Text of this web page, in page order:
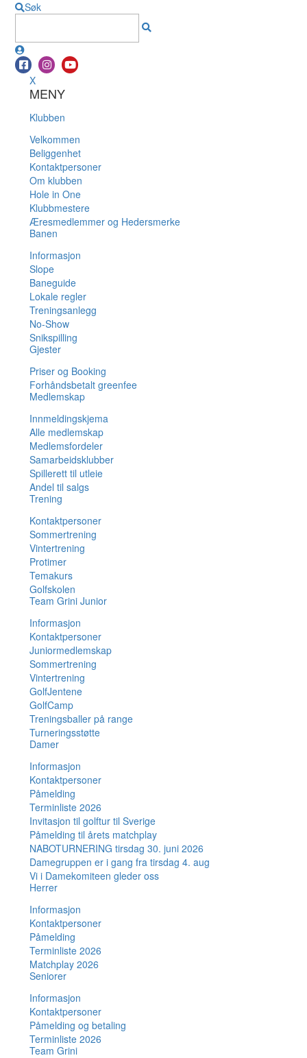
Søk
X
MENY
Klubben
Velkommen
Beliggenhet
Kontaktpersoner
Om klubben
Hole in One
Klubbmestere
Æresmedlemmer og Hedersmerke
Banen
Informasjon
Slope
Baneguide
Lokale regler
Treningsanlegg
No-Show
Snikspilling
Gjester
Priser og Booking
Forhåndsbetalt greenfee
Medlemskap
Innmeldingskjema
Alle medlemskap
Medlemsfordeler
Samarbeidsklubber
Spillerett til utleie
Andel til salgs
Trening
Kontaktpersoner
Sommertrening
Vintertrening
Protimer
Temakurs
Golfskolen
Team Grini Junior
Informasjon
Kontaktpersoner
Juniormedlemskap
Sommertrening
Vintertrening
GolfJentene
GolfCamp
Treningsballer på range
Turneringsstøtte
Damer
Informasjon
Kontaktpersoner
Påmelding
Terminliste 2026
Invitasjon til golftur til Sverige
Påmelding til årets matchplay
NABOTURNERING tirsdag 30. juni 2026
Damegruppen er i gang fra tirsdag 4. aug
Vi i Damekomiteen gleder oss
Herrer
Informasjon
Kontaktpersoner
Påmelding
Terminliste 2026
Matchplay 2026
Seniorer
Informasjon
Kontaktpersoner
Påmelding og betaling
Terminliste 2026
Team Grini